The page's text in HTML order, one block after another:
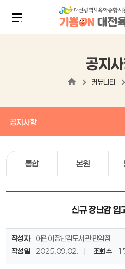
공지
커뮤니티
공지사항
통합 본원
신규 장난감 입
작성자
어린이장난감도서관 판암점
작성일
2025.09.02. 조회수